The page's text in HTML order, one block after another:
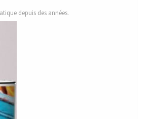
depuis des années.